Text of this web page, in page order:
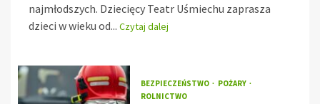
najmłodszych. Dziecięcy Teatr Uśmiechu zaprasza
dzieci w wieku od... Czytaj dalej
BEZPIECZEŃSTWO
POŻARY
ROLNICTWO